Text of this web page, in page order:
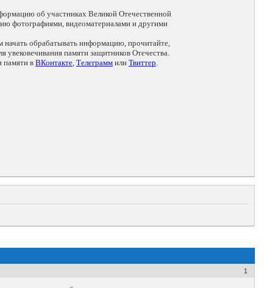
об участниках Великой Отечественной
фотографиями, видеоматериалами и другими
начать обрабатывать информацию, прочитайте,
памяти защитников Отечества.
памяти в ВКонтакте, Телеграмм или Твиттер.
1